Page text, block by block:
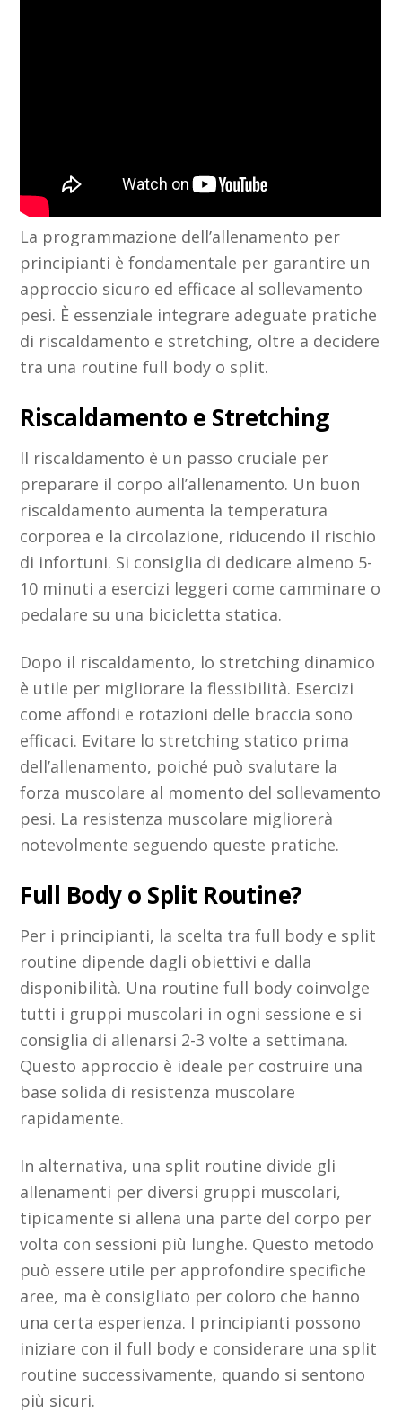
La programmazione dell’allenamento per
principianti è fondamentale per garantire un
approccio sicuro ed efficace al sollevamento
pesi. È essenziale integrare adeguate pratiche
di riscaldamento e stretching, oltre a decidere
tra una routine full body o split.
Riscaldamento e Stretching
Il riscaldamento è un passo cruciale per
preparare il corpo all’allenamento. Un buon
riscaldamento aumenta la temperatura
corporea e la circolazione, riducendo il rischio
di infortuni. Si consiglia di dedicare almeno 5-
10 minuti a esercizi leggeri come camminare o
pedalare su una bicicletta statica.
Dopo il riscaldamento, lo stretching dinamico
è utile per migliorare la flessibilità. Esercizi
come affondi e rotazioni delle braccia sono
efficaci. Evitare lo stretching statico prima
dell’allenamento, poiché può svalutare la
forza muscolare al momento del sollevamento
pesi. La resistenza muscolare migliorerà
notevolmente seguendo queste pratiche.
Full Body o Split Routine?
Per i principianti, la scelta tra full body e split
routine dipende dagli obiettivi e dalla
disponibilità. Una routine full body coinvolge
tutti i gruppi muscolari in ogni sessione e si
consiglia di allenarsi 2-3 volte a settimana.
Questo approccio è ideale per costruire una
base solida di resistenza muscolare
rapidamente.
In alternativa, una split routine divide gli
allenamenti per diversi gruppi muscolari,
tipicamente si allena una parte del corpo per
volta con sessioni più lunghe. Questo metodo
può essere utile per approfondire specifiche
aree, ma è consigliato per coloro che hanno
una certa esperienza. I principianti possono
iniziare con il full body e considerare una split
routine successivamente, quando si sentono
più sicuri.